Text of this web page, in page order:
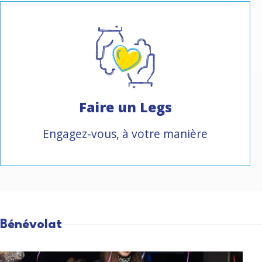
Faire un Legs
Engagez-vous, à votre manière
Bénévolat